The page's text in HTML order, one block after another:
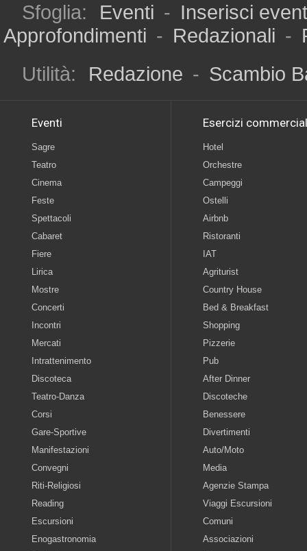
Sfoglia: Eventi - Inserisci
Approfondimenti - Redazionali -
Utilità:
Redazione - Scambio
Eventi
Sagre
Teatro
Cinema
Feste
Spettacoli
Cabaret
Fiere
Lirica
Mostre
Concerti
Incontri
Mercati
Intrattenimento
Discoteca
Teatro-Danza
Corsi
Gare-Sportive
Manifestazioni
Convegni
Riti-Religiosi
Reading
Escursioni
Enogastronomia
Esercizi
Hotel
Orchestre
Campeggi
Ostelli
Airbnb
Ristoranti
IAT
Agriturist
Country House
Bed & Breakfast
Shopping
Pizzerie
Pub
After Dinner
Discoteche
Benessere
Divertimenti
Auto/Moto
Media
Agenzie Stampa
Viaggi Escursioni
Comuni
Associazioni